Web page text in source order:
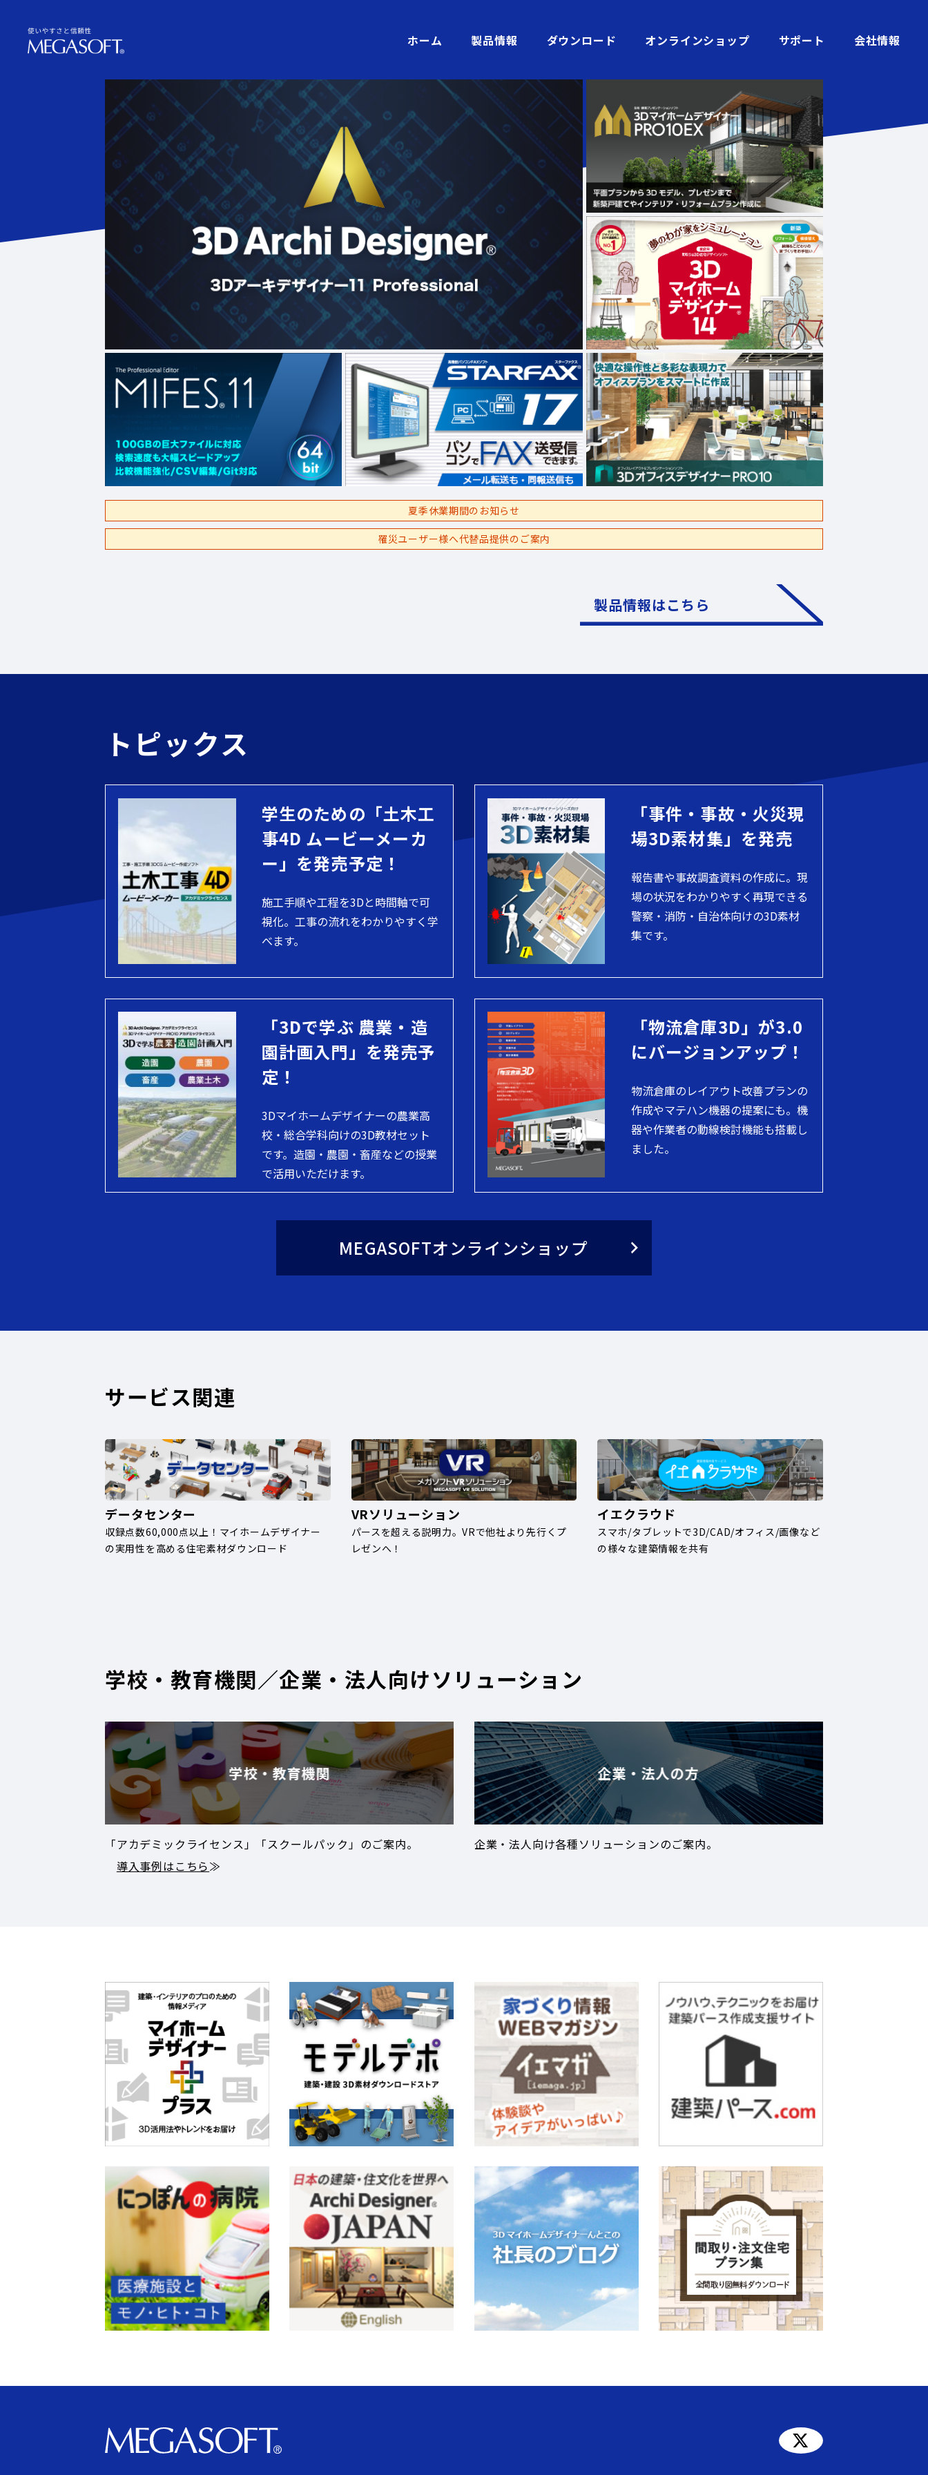
ホーム 製品情報 ダウンロード オンラインショップ サポート 会社情報
製品情報はこちら
夏季休業期間のお知らせ
罹災ユーザー様へ代替品提供のご案内
トピックス
学生のための「土木工
事4D ムービーメーカ
ー」を発売予定！
施工手順や工程を3Dと時間軸で可
視化。工事の流れをわかりやすく学
べます。
「事件・事故・火災現
場3D素材集」を発売
報告書や事故調査資料の作成に。現
場の状況をわかりやすく再現できる
警察・消防・自治体向けの3D素材
集です。
「3Dで学ぶ 農業・造
園計画入門」を発売予
定！
3Dマイホームデザイナーの農業高
校・総合学科向けの3D教材セット
です。造園・農園・畜産などの授業
で活用いただけます。
「物流倉庫3D」が3.0
にバージョンアップ！
物流倉庫のレイアウト改善プランの
作成やマテハン機器の提案にも。機
器や作業者の動線検討機能も搭載し
ました。
MEGASOFTオンラインショップ
サービス関連
データセンター
収録点数60,000点以上！マイホームデザイナー
の実用性を高める住宅素材ダウンロード
VRソリューション
パースを超える説明力。VRで他社より先行くプ
レゼンへ！
イエクラウド
スマホ/タブレットで3D/CAD/オフィス/画像など
の様々な建築情報を共有
学校・教育機関／企業・法人向けソリューション
学校・教育機関
「アカデミックライセンス」「スクールパック」のご案内。
導入事例はこちら≫
企業・法人の方
企業・法人向け各種ソリューションのご案内。